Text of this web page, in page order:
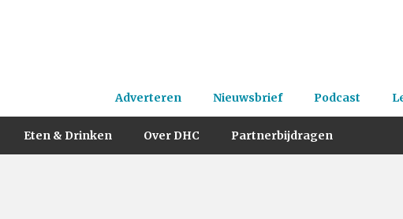
Adverteren Nieuwsbrief Podcast
Eten & Drinken Over DHC Partnerbijdragen